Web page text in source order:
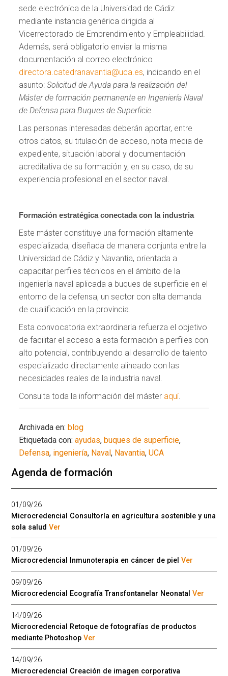
sede electrónica de la Universidad de Cádiz
mediante instancia genérica dirigida al
Vicerrectorado de Emprendimiento y Empleabilidad.
Además, será obligatorio enviar la misma
documentación al correo electrónico
directora.catedranavantia@uca.es, indicando en el
asunto:Solicitud de Ayuda para la realización del
Máster de formación permanente en Ingeniería Naval
de Defensa para Buques de Superficie
Las personas interesadas deberán aportar, entre
otros datos, su titulación de acceso, nota media de
expediente, situación laboral y documentación
acreditativa de su formación y, en su caso, de su
experiencia profesional en el sector naval.
Formación estratégica conectada con la industria
Este máster constituye una formación altamente
especializada, diseñada de manera conjunta entre la
Universidad de Cádiz y Navantia, orientada a
capacitar perfiles técnicos en el ámbito de la
ingeniería naval aplicada a buques de superficie en el
entorno de la defensa, un sector con alta demanda
de cualificación en la provincia.
Esta convocatoria extraordinaria refuerza el objetivo
de facilitar el acceso a esta formación a perfiles con
alto potencial, contribuyendo al desarrollo de talento
especializado directamente alineado con las
necesidades reales de la industria naval.
Consulta toda la información del máster aquí.
Archivada en:blog
Etiquetada con:ayudas,buques de superficie,
Defensa, ingeniería, Naval, Navantia,UCA
Agenda de formación
01/09/26
Microcredencial Consultoría en agricultura sostenible y una
sola saludVer
01/09/26
Microcredencial Inmunoterapia en cáncer de pielVer
09/09/26
Microcredencial Ecografía Transfontanelar NeonatalVer
14/09/26
Microcredencial Retoque de fotografías de productos
mediante PhotoshopVer
14/09/26
Microcredencial Creación de imagen corporativa